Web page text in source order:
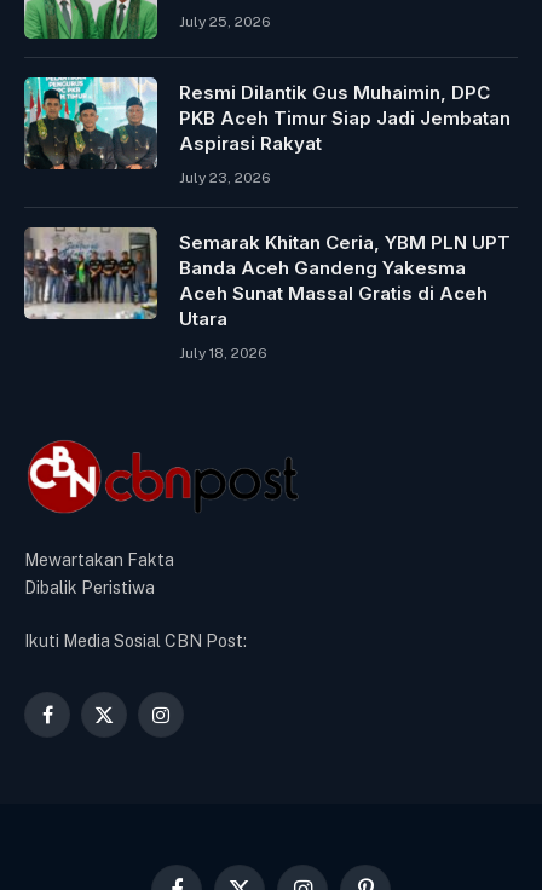
July 25, 2026
Resmi Dilantik Gus Muhaimin, DPC
PKB Aceh Timur Siap Jadi Jembatan
Aspirasi Rakyat
July 23, 2026
Semarak Khitan Ceria, YBM PLN UPT
Banda Aceh Gandeng Yakesma
Aceh Sunat Massal Gratis di Aceh
Utara
July 18, 2026
Mewartakan Fakta
Dibalik Peristiwa
Ikuti Media Sosial CBN Post:
Facebook
X
Instagram